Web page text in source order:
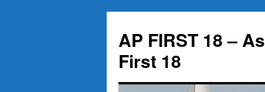
contenu
AP FIRST 18 –
First 18